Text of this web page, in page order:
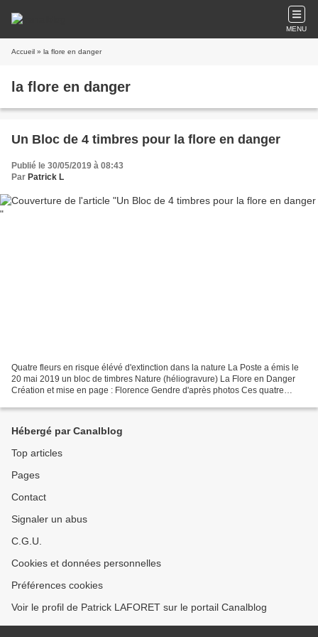
MENU
Accueil » la flore en danger
la flore en danger
Un Bloc de 4 timbres pour la flore en danger
Publié le 30/05/2019 à 08:43
Par Patrick L
Quatre fleurs en risque élévé d'extinction dans la nature La Poste a émis le
20 mai 2019 un bloc de timbres Nature (héliogravure) La Flore en Danger
Création et mise en page : Florence Gendre d'après photos Ces quatre
Hébergé par Canalblog
Top articles
Pages
Contact
Signaler un abus
C.G.U.
Cookies et données personnelles
Préférences cookies
Voir le profil de Patrick LAFORET sur le portail Canalblog